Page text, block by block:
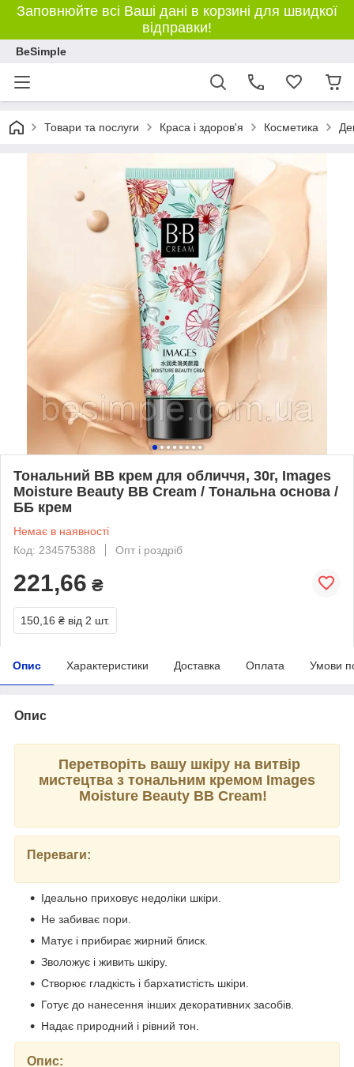
Заповнюйте всі Ваші дані в корзині для швидкої
відправки!
BeSimple
Товари та послуги Краса і здоров'я Косметика
Тональний BB крем для обличчя, 30г, Images
Moisture Beauty BB Cream / Тональна основа /
ББ крем
Немає в наявності
Код: 234575388
Опт і роздріб
221,66 ₴
150,16 ₴ від 2 шт.
Опис Характеристики Доставка Оплата Умови
Опис
Перетворіть вашу шкіру на витвір
мистецтва з тональним кремом Images
Moisture Beauty BB Cream!
Переваги:
Ідеально приховує недоліки шкіри.
Не забиває пори.
Матує і прибирає жирний блиск.
Зволожує і живить шкіру.
Створює гладкість і бархатистість шкіри.
Готує до нанесення інших декоративних засобів.
Надає природний і рівний тон.
Опис: